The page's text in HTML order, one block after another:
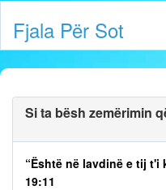
Fjala Për Sot
Si ta bësh zemërimin
“Është në lavdinë e tij t'i
19:11